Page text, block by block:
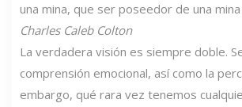
una mina, que ser poseedor de una
Charles Caleb Colton
La verdadera visión es siempre doble.
comprensión emocional, así como la
embargo, qué rara vez tenemos